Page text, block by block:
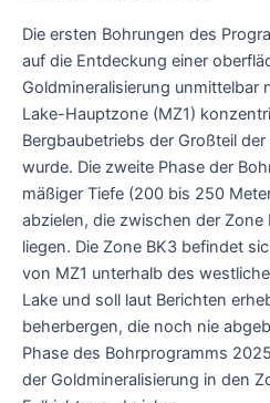
Die ersten Bohrungen des
auf die Entdeckung einer
Goldmineralisierung
Lake-Hauptzone (MZ1)
Bergbaubetriebs der Großteil
wurde. Die zweite Phase der
mäßiger Tiefe (200 bis 250
abzielen, die zwischen der Zone
liegen. Die Zone BK3 befindet
von MZ1 unterhalb des
Lake und soll laut Berichten
beherbergen, die noch nie
Phase des Bohrprogramms
der Goldmineralisierung in den